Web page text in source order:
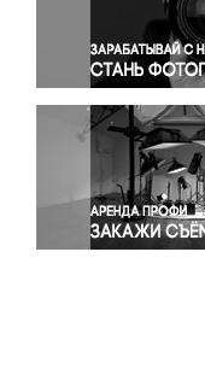
Правосудие
Религия
Светская
Спорт
Экология
Экономика